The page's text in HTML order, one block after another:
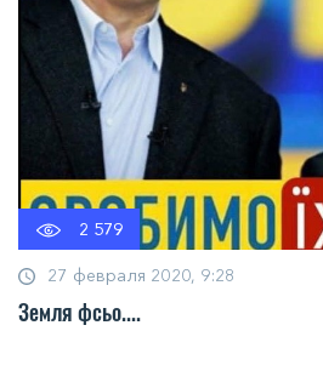
2 579
27 февраля 2020, 9:28
Земля фсьо....